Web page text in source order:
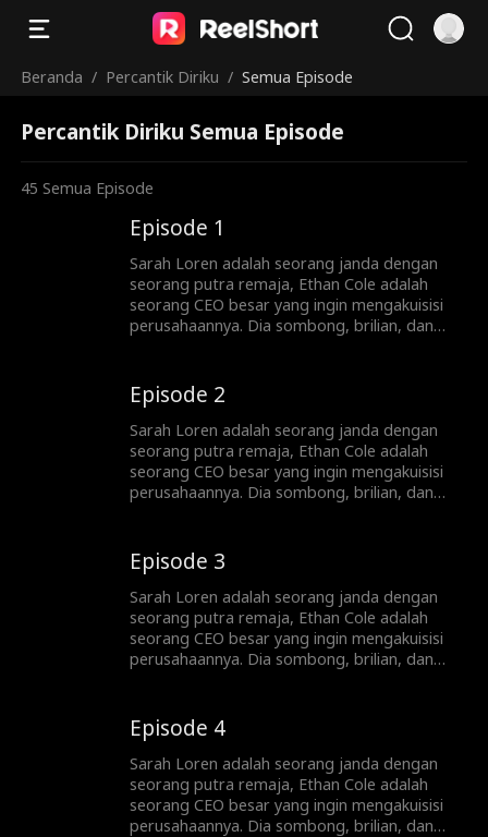
Beranda / Percantik Diriku / Semua Episode
Percantik Diriku Semua Episode
45 Semua Episode
Episode 1
Sarah Loren adalah seorang janda dengan
seorang putra remaja, Ethan Cole adalah
seorang CEO besar yang ingin mengakuisisi
perusahaannya. Dia sombong, brilian, dan
dan yang dia inginkan ... adalah hati Sarah.
Episode 2
Sarah Loren adalah seorang janda dengan
seorang putra remaja, Ethan Cole adalah
seorang CEO besar yang ingin mengakuisisi
perusahaannya. Dia sombong, brilian, dan
dan yang dia inginkan ... adalah hati Sarah.
Episode 3
Sarah Loren adalah seorang janda dengan
seorang putra remaja, Ethan Cole adalah
seorang CEO besar yang ingin mengakuisisi
perusahaannya. Dia sombong, brilian, dan
dan yang dia inginkan ... adalah hati Sarah.
Episode 4
Sarah Loren adalah seorang janda dengan
seorang putra remaja, Ethan Cole adalah
seorang CEO besar yang ingin mengakuisisi
perusahaannya. Dia sombong, brilian, dan